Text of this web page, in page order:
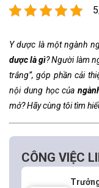
Y dược là một ngành
dược là gì? Người làm
trắng”, góp phần cải
nội dung học của
mở? Hãy cùng tôi tìm
CÔNG VIỆC